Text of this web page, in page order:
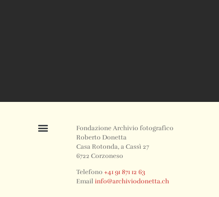
Fondazione Archivio fotografico
Roberto Donetta
Casa Rotonda, a Cassì 27
6722 Corzoneso
Telefono+41 91 871 12 63
Emailinfo@archiviodonetta.ch